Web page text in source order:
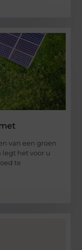
van een groen
legt het voor u
te